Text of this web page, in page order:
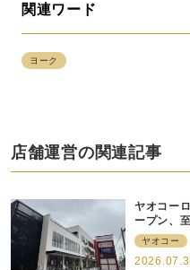
関連ワード
ヨーク
店舗運営の関連記事
ヤオコー
ープン、
強化、で
ヤオコー